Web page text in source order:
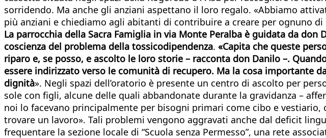
sorridendo. Ma anche gli anziani aspettano il loro regalo. «Abbiamo
più anziani e chiediamo agli abitanti di contribuire a creare per ognuno
La parrocchia della Sacra Famiglia in via Monte Peralba è guidata da
coscienza del problema della tossicodipendenza. «Capita che queste
riparo e, se posso, e ascolto le loro storie – racconta don Danilo –.
essere indirizzato verso le comunità di recupero. Ma la cosa importante
dignità». Negli spazi dell’oratorio è presente un centro di ascolto per
sole con figli, alcune delle quali abbandonate durante la gravidanza –
noi lo facevano principalmente per bisogni primari come cibo e
trovare un lavoro». Tali problemi vengono aggravati anche dal deficit
frequentare la sezione locale di “Scuola senza Permesso”, una rete